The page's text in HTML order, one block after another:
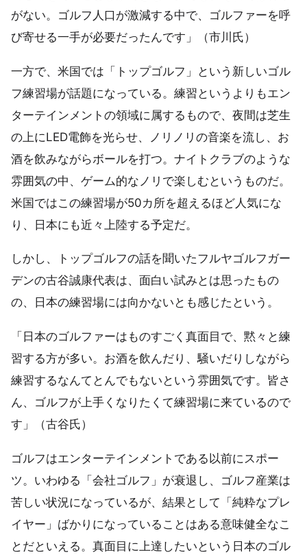
がない。ゴルフ人口が激減する中で、ゴルファーを呼
び寄せる一手が必要だったんです」（市川氏）
一方で、米国では「トップゴルフ」という新しいゴル
フ練習場が話題になっている。練習というよりもエン
ターテインメントの領域に属するもので、夜間は芝生
の上にLED電飾を光らせ、ノリノリの音楽を流し、お
酒を飲みながらボールを打つ。ナイトクラブのような
雰囲気の中、ゲーム的なノリで楽しむというものだ。
米国ではこの練習場が50カ所を超えるほど人気にな
り、日本にも近々上陸する予定だ。
しかし、トップゴルフの話を聞いたフルヤゴルフガー
デンの古谷誠康代表は、面白い試みとは思ったもの
の、日本の練習場には向かないとも感じたという。
「日本のゴルファーはものすごく真面目で、黙々と練
習する方が多い。お酒を飲んだり、騒いだりしながら
練習するなんてとんでもないという雰囲気です。皆さ
ん、ゴルフが上手くなりたくて練習場に来ているので
す」（古谷氏）
ゴルフはエンターテインメントである以前にスポー
ツ。いわゆる「会社ゴルフ」が衰退し、ゴルフ産業は
苦しい状況になっているが、結果として「純粋なプレ
イヤー」ばかりになっていることはある意味健全なこ
とだといえる。真面目に上達したいという日本のゴル